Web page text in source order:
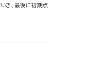
き、最後に初期点